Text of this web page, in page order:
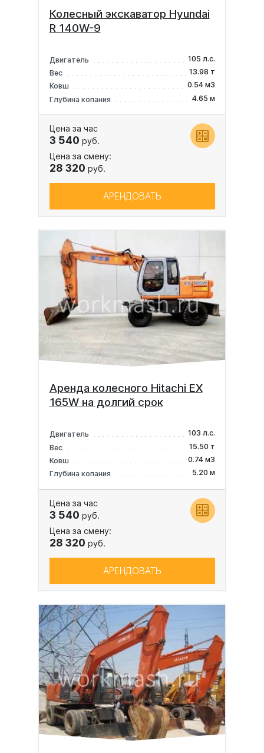
Колесный экскаватор Hyundai
R 140W-9
Двигатель
105 л.с.
Вес
13.98 т
Ковш
0.54 м3
Глубина копания
4.65 м
Цена за час
3 540 руб.
Цена за смену:
28 320 руб.
АРЕНДОВАТЬ
Аренда колесного Hitachi EX
165W на долгий срок
Двигатель
103 л.с.
Вес
15.50 т
Ковш
0.74 м3
Глубина копания
5.20 м
Цена за час
3 540 руб.
Цена за смену:
28 320 руб.
АРЕНДОВАТЬ